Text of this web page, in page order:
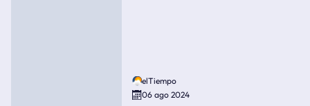
elTiempo
06 ago 2024